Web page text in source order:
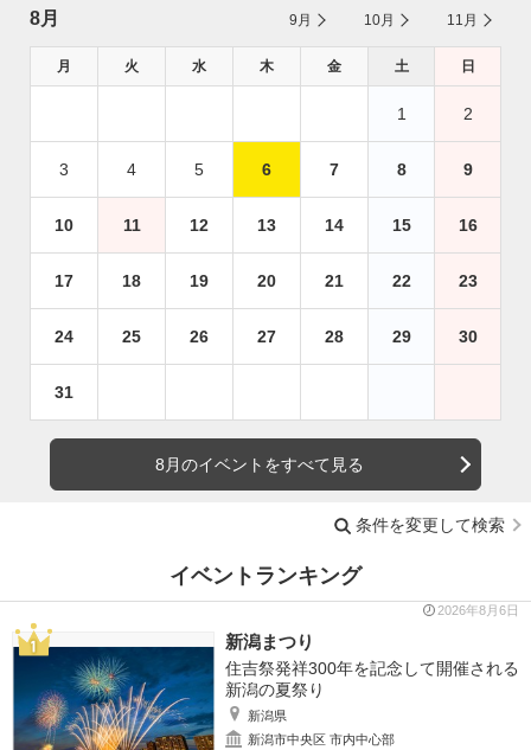
8月 9月 10月 11月
月 火 水 木 金 土 日
1 2
3 4 5 6 7 8 9
10 11 12 13 14 15 16
17 18 19 20 21 22 23
24 25 26 27 28 29 30
31
8月のイベントをすべて見る
条件を変更して検索
イベントランキング
2026年8月6日
新潟まつり
住吉祭発祥300年を記念して開催される
新潟の夏祭り
新潟県
新潟市中央区 市内中心部